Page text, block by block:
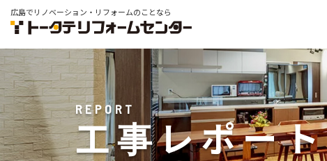
広島でリノベーション・リフォームのことなら
REPORT
工事レポート